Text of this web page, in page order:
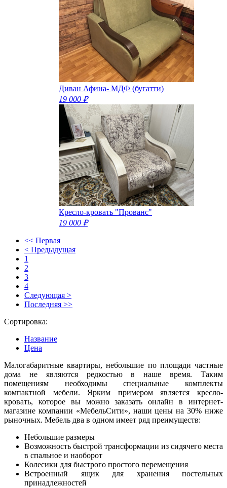
Диван Афина- МДФ (бугатти)
19 000 ₽
Кресло-кровать "Прованс"
19 000 ₽
<< Первая
< Предыдущая
1
2
3
4
Следующая >
Последняя >>
Сортировка:
Название
Цена
Малогабаритные квартиры, небольшие по площади частные
дома не являются редкостью в наше время. Таким
помещениям необходимы специальные комплекты
компактной мебели. Ярким примером является кресло-
кровать, которое вы можно заказать онлайн в интернет-
магазине компании «МебельСити», наши цены на 30% ниже
рыночных. Мебель два в одном имеет ряд преимуществ:
Небольшие размеры
Возможность быстрой трансформации из сидячего места
в спальное и наоборот
Колесики для быстрого простого перемещения
Встроенный ящик для хранения постельных
принадлежностей